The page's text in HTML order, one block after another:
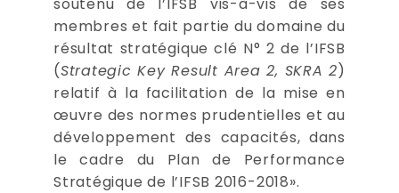
membres et fait partie du domaine du
résultat stratégique clé N° 2 de l’IFSB
(Strategic Key Result Area 2, SKRA 2)
relatif à la facilitation de la mise en
œuvre des normes prudentielles et au
développement des capacités, dans
le cadre du Plan de Performance
Stratégique de l’IFSB 2016-2018».